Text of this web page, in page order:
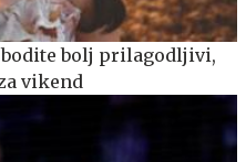
bolj prilagodljivi,
vikend